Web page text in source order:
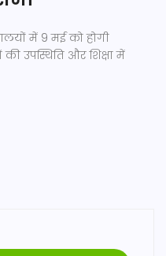
में 9 मई को होगी
उपस्थिति और शिक्षा में